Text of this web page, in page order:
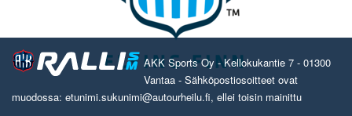
AKK Sports Oy - Kellokukantie 7 - 01300
Vantaa - Sähköpostiosoitteet ovat
muodossa: etunimi.sukunimi@autourheilu.fi, ellei toisin mainittu